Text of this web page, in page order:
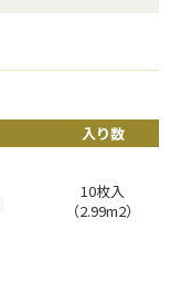
入り数
10枚入
（2.99m2）